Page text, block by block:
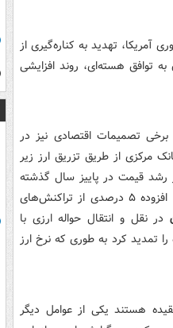
آمریکا، تهدید به کناره‌گیری از
ایران به توافق هسته‌ای، روند افزایشی
برخی تصمیمات اقتصادی نیز در
مرکزی از طریق تزریق ارز زیر
رشد قیمت در پاییز سال گذشته
به حساب می‌آیند. علاوه بر اینها، اجرای طرح مالیات بر ارزش افزوده ۵ درصدی از تراکنش‌های
در نقل و انتقال حواله ارزی با
تمدید کرد به طوری که نرخ ارز
هستند یکی از عوامل دیگر